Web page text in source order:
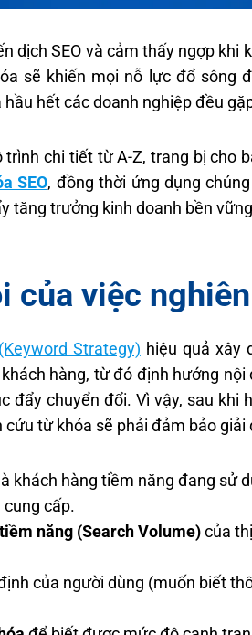
dịch SEO và cảm thấy ngợp khi
sẽ khiến mọi nỗ lực đổ sông
hết các doanh nghiệp đều
chi tiết từ A-Z, trang bị cho
SEO, đồng thời ứng dụng
tăng trưởng kinh doanh bền
của việc
Strategy) hiệu quả xây
hàng, từ đó định hướng
đẩy chuyển đổi. Vì vậy, sau khi
cứu từ khóa sẽ phải đảm bảo
khách hàng tiềm năng đang sử
cấp.
năng (Search Volume)của
của người dùng (muốn biết